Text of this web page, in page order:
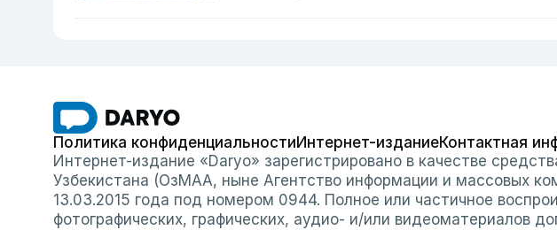
Политика конфиденциальностиИнтернет-изданиеКонтактная
Интернет-издание «Daryo» зарегистрировано в качестве
Узбекистана (ОзМАА, ныне Агентство информации и массовых
13.03.2015 года под номером 0944. Полное или частичное
фотографических, графических, аудио- и/или видеоматериалов